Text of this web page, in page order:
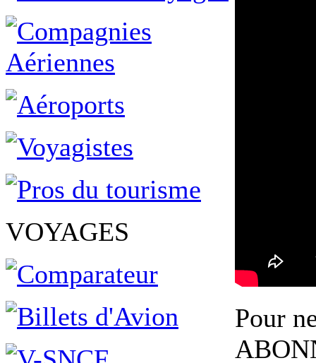
VOYAGES
Pour